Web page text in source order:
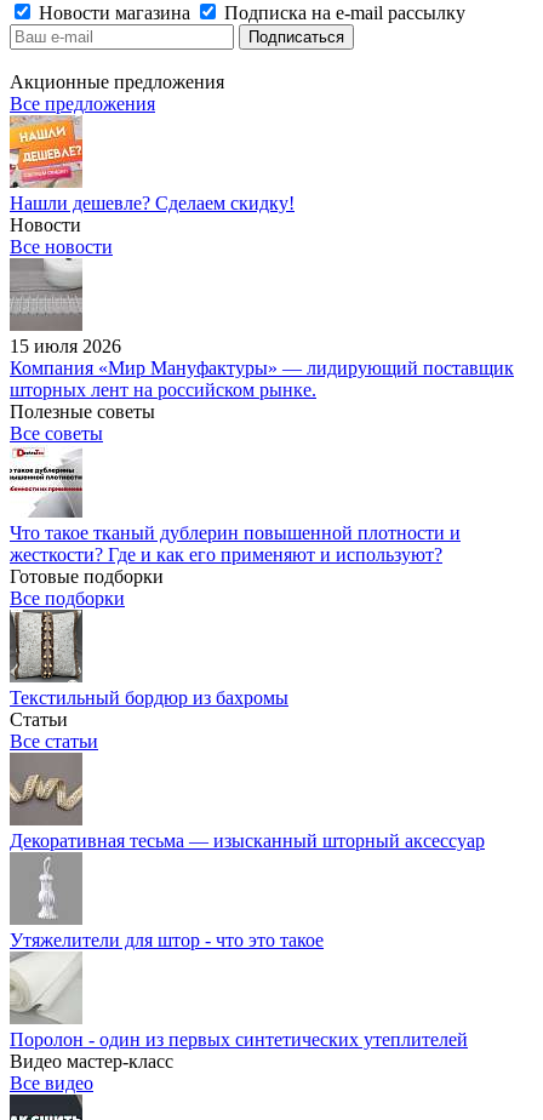
Новости магазина
Подписка на e-mail рассылку
Акционные предложения
Все предложения
Нашли дешевле? Сделаем скидку!
Новости
Все новости
15 июля 2026
Компания «Мир Мануфактуры» — лидирующий поставщик
шторных лент на российском рынке.
Полезные советы
Все советы
Что такое тканый дублерин повышенной плотности и
жесткости? Где и как его применяют и используют?
Готовые подборки
Все подборки
Текстильный бордюр из бахромы
Статьи
Все статьи
Декоративная тесьма — изысканный шторный аксессуар
Утяжелители для штор - что это такое
Поролон - один из первых синтетических утеплителей
Видео мастер-класс
Все видео